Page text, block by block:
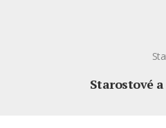
Starostové